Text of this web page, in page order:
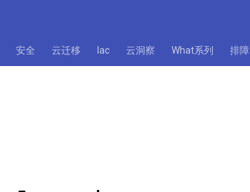
安全 云迁移 Iac 云洞察 What系列 排障